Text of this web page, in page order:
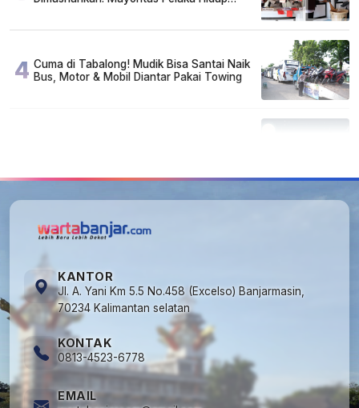
4 Cuma di Tabalong! Mudik Bisa Santai Naik
Bus, Motor & Mobil Diantar Pakai Towing
KANTOR
Jl. A. Yani Km 5.5 No.458 (Excelso) Banjarmasin,
70234 Kalimantan selatan
KONTAK
0813-4523-6778
EMAIL